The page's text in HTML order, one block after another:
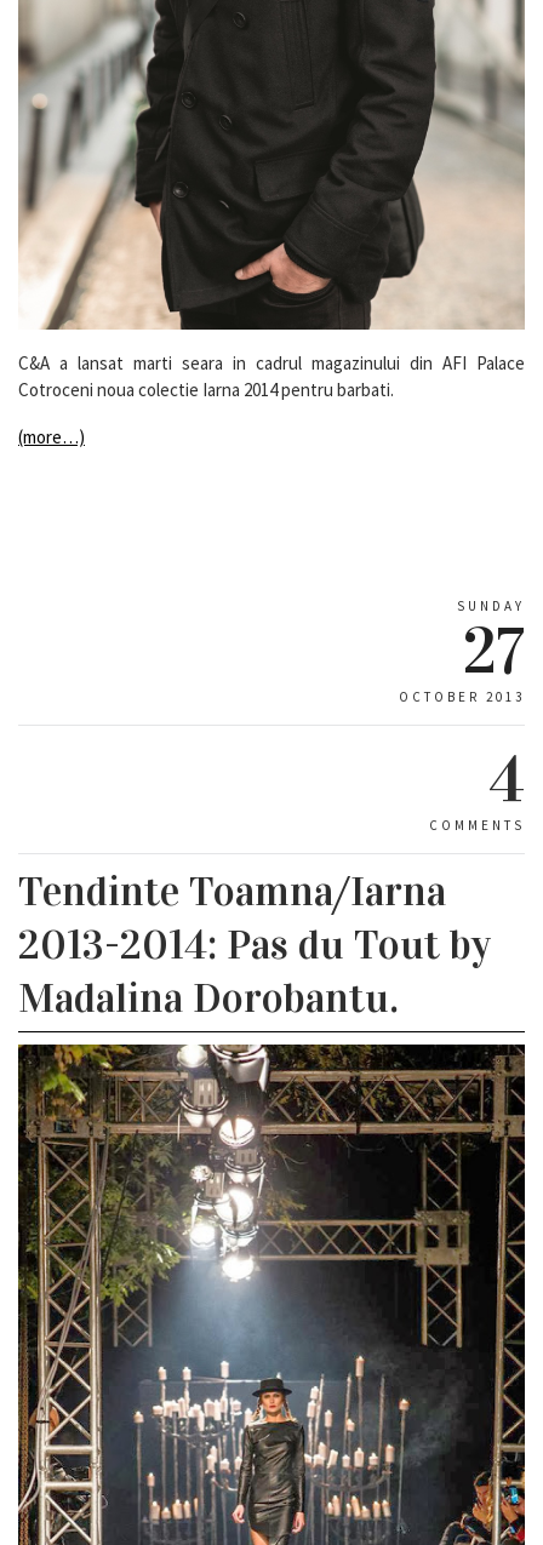
C&A a lansat marti seara in cadrul magazinului din AFI Palace
Cotroceni noua colectie Iarna 2014 pentru barbati.
(more…)
SUNDAY
27
OCTOBER 2013
4
COMMENTS
Tendinte Toamna/Iarna
2013-2014: Pas du Tout by
Madalina Dorobantu.